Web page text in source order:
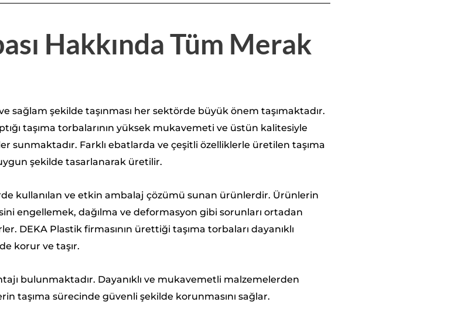
Hakkında Tüm Merak
sağlam şekilde taşınması her sektörde büyük önem taşımaktadır.
taşıma torbalarının yüksek mukavemeti ve üstün kalitesiyle
sunmaktadır. Farklı ebatlarda ve çeşitli özelliklerle üretilen taşıma
şekilde tasarlanarak üretilir.
kullanılan ve etkin ambalaj çözümü sunan ürünlerdir. Ürünlerin
engellemek, dağılma ve deformasyon gibi sorunları ortadan
DEKA Plastik firmasının ürettiği taşıma torbaları dayanıklı
korur ve taşır.
bulunmaktadır. Dayanıklı ve mukavemetli malzemelerden
taşıma sürecinde güvenli şekilde korunmasını sağlar.